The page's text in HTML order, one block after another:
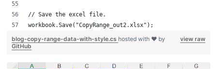
// Save the excel file.
workbook.Save("CopyRange_out2.xlsx");
view raw
blog-copy-range-data-with-style.cshosted with ❤ by
GitHub